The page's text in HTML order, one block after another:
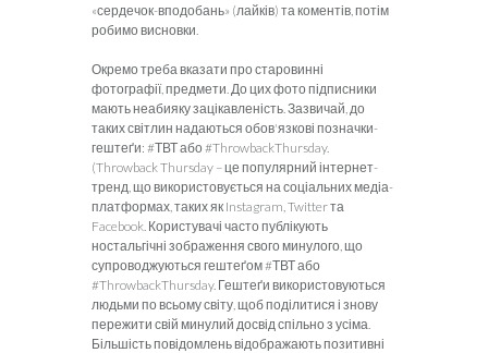
«сердечок-вподобань» (лайків) та коментів, потім
робимо висновки.
Окремо треба вказати про старовинні
фотографії, предмети. До цих фото підписники
мають неабияку зацікавленість. Зазвичай, до
таких світлин надаються обов'язкові позначки-
гештеґи: #ТВТ або #ThrowbackThursday.
(Throwback Thursday – це популярний інтернет-
тренд, що використовується на соціальних медіа-
платформах, таких як Instagram, Twitter та
Facebook. Користувачі часто публікують
ностальгічні зображення свого минулого, що
супроводжуються гештеґом #ТВТ або
#ThrowbackThursday. Гештеґи використовуються
людьми по всьому світу, щоб поділитися і знову
пережити свій минулий досвід спільно з усіма.
Більшість повідомлень відображають позитивні